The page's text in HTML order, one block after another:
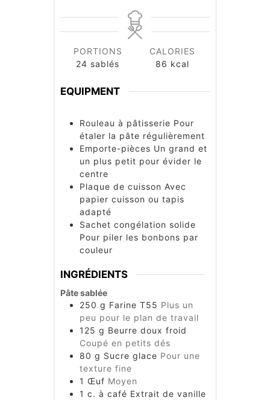
PORTIONS
24 sablés
CALORIES
86 kcal
EQUIPMENT
Rouleau à pâtisserie Pour
étaler la pâte régulièrement
Emporte-pièces Un grand et
un plus petit pour évider le
centre
Plaque de cuisson Avec
papier cuisson ou tapis
adapté
Sachet congélation solide
Pour piler les bonbons par
couleur
INGRÉDIENTS
Pâte sablée
250 g Farine T55 Plus un
peu pour le plan de travail
125 g Beurre doux froid
Coupé en petits dés
80 g Sucre glace Pour une
texture fine
1 Œuf Moyen
1 c. à café Extrait de vanille